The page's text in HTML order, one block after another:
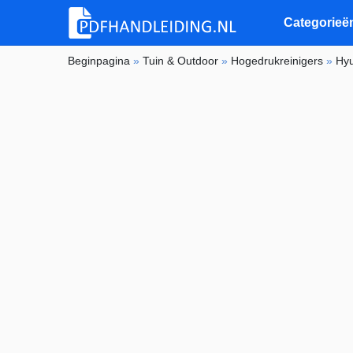
Beginpagina »Tuin & Outdoor » Hogedrukreinigers »